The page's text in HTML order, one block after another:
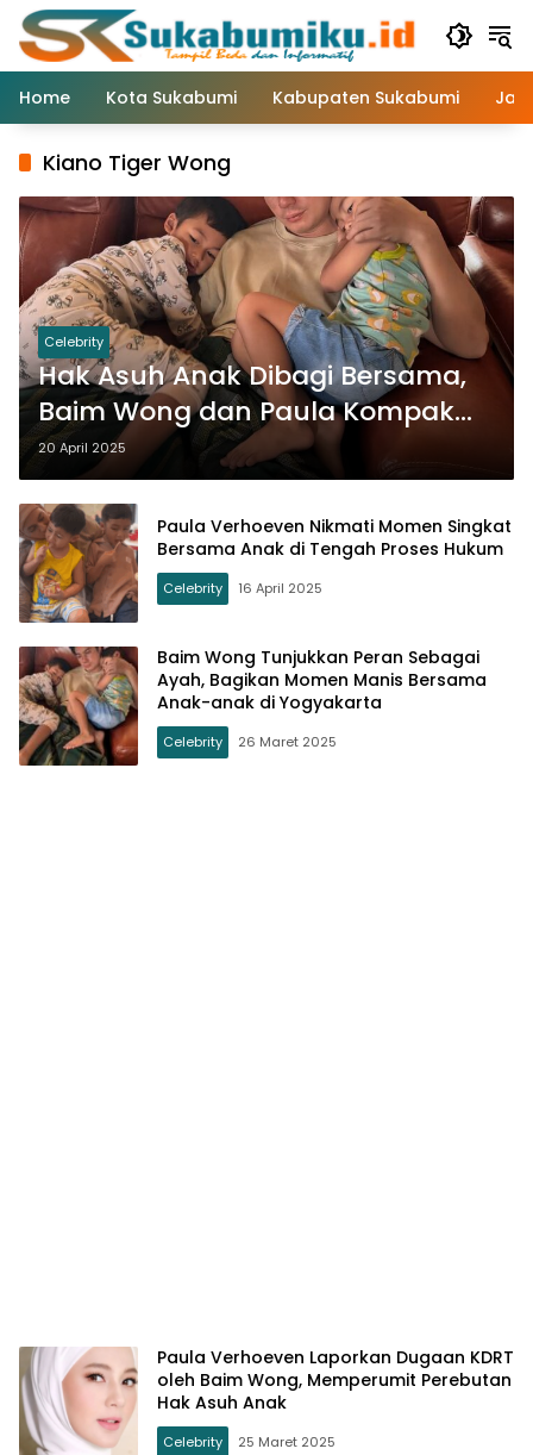
Langsung
konten
Home
Kota Sukabumi Kabupaten Sukabumi
Kiano Tiger Wong
Celebrity
Hak Asuh Anak Dibagi Bersama,
Baim Wong dan Paula Kompak
Demi Kiano dan Kenzo
20 April 2025
Paula Verhoeven Nikmati Momen Singkat
Bersama Anak di Tengah Proses Hukum
Celebrity 16 April 2025
Baim Wong Tunjukkan Peran Sebagai
Ayah, Bagikan Momen Manis Bersama
Anak-anak di Yogyakarta
Celebrity 26 Maret 2025
Paula Verhoeven Laporkan Dugaan KDRT
oleh Baim Wong, Memperumit Perebutan
Hak Asuh Anak
Celebrity 25 Maret 2025